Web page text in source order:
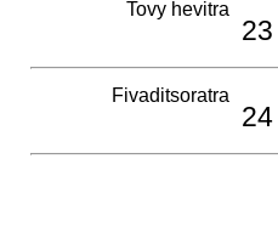
Tovy hevitra
23
Fivaditsoratra
24